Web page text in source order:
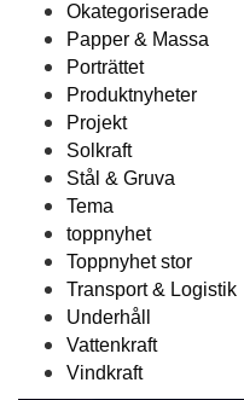
Okategoriserade
Papper & Massa
Porträttet
Produktnyheter
Projekt
Solkraft
Stål & Gruva
Tema
toppnyhet
Toppnyhet stor
Transport & Logistik
Underhåll
Vattenkraft
Vindkraft